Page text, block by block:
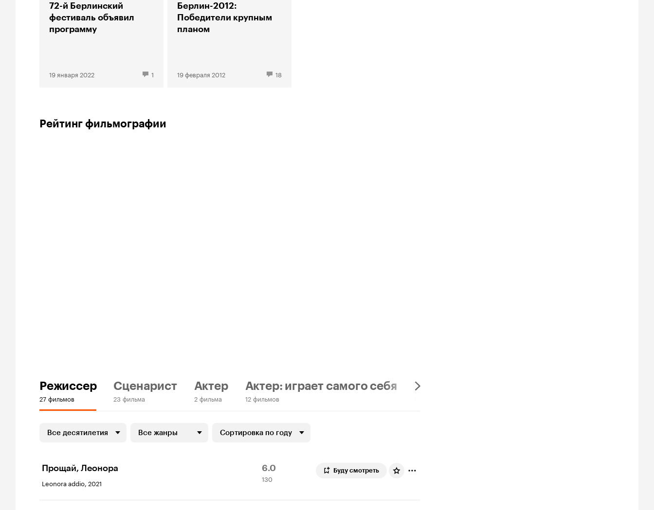
72-й Берлинский
фестиваль объявил
программу
19 января 2022 1
Берлин-2012:
Победители крупным
планом
19 февраля 2012 18
Рейтинг фильмографии
Режиссер
27 фильмов
Сценарист
23 фильма
Актер
2 фильма
Актер: играет самого себя
12 фильмов
Актер: в титрах не указан
Все десятилетия Все жанры Сортировка по году
Прощай, Леонора
Leonora addio, 2021
Рейтинг
Кинопоиска
6.0
130
оценок
130
Буду смотреть